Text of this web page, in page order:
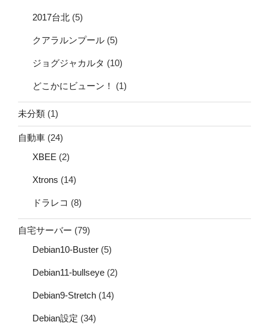
2017台北 (5)
クアラルンプール (5)
ジョグジャカルタ (10)
どこかにビューン！ (1)
未分類 (1)
自動車 (24)
XBEE (2)
Xtrons (14)
ドラレコ (8)
自宅サーバー (79)
Debian10-Buster (5)
Debian11-bullseye (2)
Debian9-Stretch (14)
Debian設定 (34)